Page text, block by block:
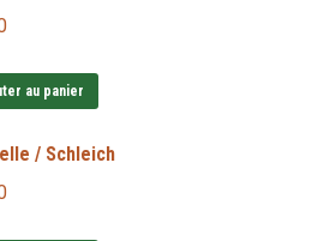
au panier
/ Schleich